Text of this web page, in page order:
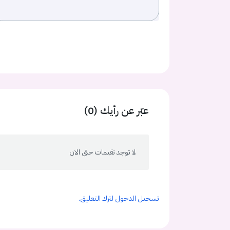
عبّر عن رأيك (0)
لا توجد تقيمات حتى الان
تسجيل الدخول لترك التعليق.